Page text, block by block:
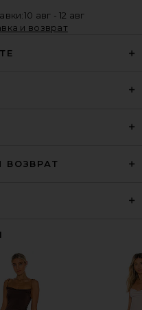
авг - 12 авг
и возврат
ВОЗВРАТ